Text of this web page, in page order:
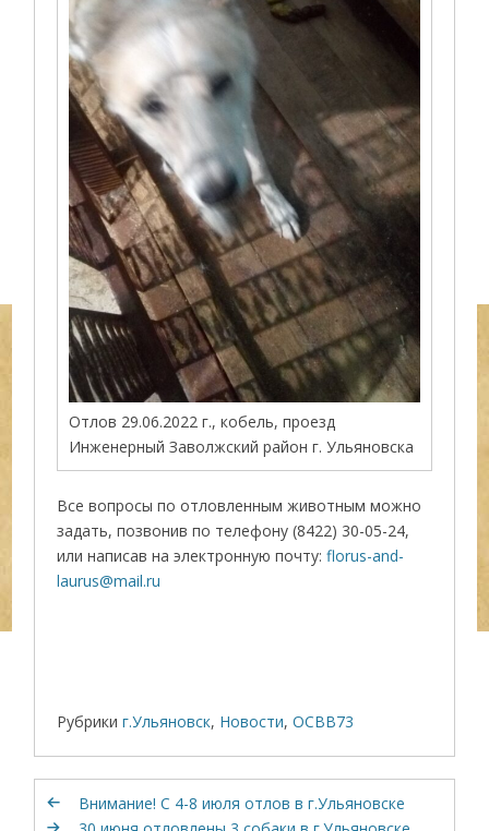
Отлов 29.06.2022 г., кобель, проезд
Инженерный Заволжский район г. Ульяновска
Все вопросы по отловленным животным можно
задать, позвонив по телефону (8422) 30-05-24,
или написав на электронную почту:florus-and-
laurus@mail.ru
Рубрики г.Ульяновск, Новости,ОСВВ73
Внимание! С 4-8 июля отлов в г.Ульяновске